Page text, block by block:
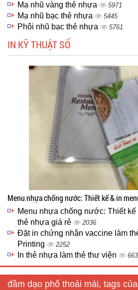
Mạ nhũ vàng thẻ nhựa 5971
Mạ nhũ bạc thẻ nhựa 5445
Phôi nhũ bạc thẻ nhựa 5761
IN KỸ THUẬT SỐ
Menu nhựa chống nước: Thiết kế & in
Menu nhựa chống nước: Thiết
thẻ nhựa giá rẻ
2036
Đặt in chứng nhận vaccine làm
Printing
2252
In thẻ nhựa làm thẻ thư viện
đầm dạo phố thoải mái, tags